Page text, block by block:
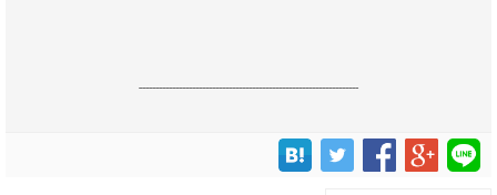
------------------------------------------------------------------